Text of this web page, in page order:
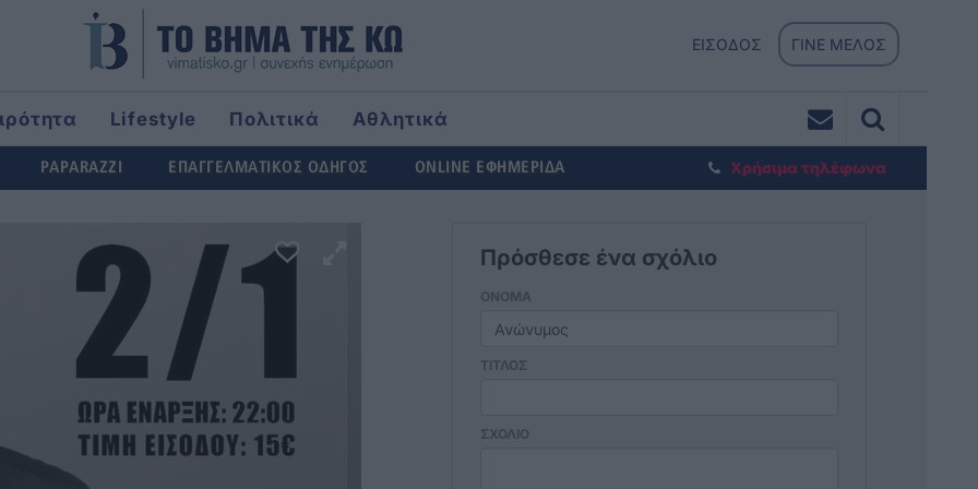
ΕΙΣΟΔΟΣ ΓΙΝΕ ΜΕΛΟΣ
Lifestyle Πολιτικά
Αθλητικά
PAPARAZZI ΕΠΑΓΓΕΛΜΑΤΙΚΟΣ ΟΔΗΓΟΣ ONLINE ΕΦΗΜΕΡΙΔΑ Χρήσιμα τηλέφωνα
Πρόσθεσε ένα σχόλιο
ΟΝΟΜΑ
ΤΙΤΛΟΣ
ΣΧΟΛΙΟ